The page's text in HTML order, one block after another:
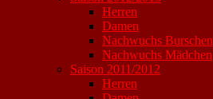
Herren
Damen
Nachwuchs Burschen
Nachwuchs Mädchen
Saison 2011/2012
Herren